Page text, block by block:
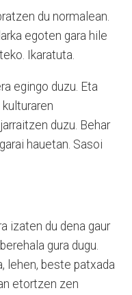
du normalean.
egoten gara hile
Ikaratuta.
egingo duzu. Eta
duzu. Behar
hauetan. Sasoi
izaten du dena gaur
gura dugu.
lehen, beste patxada
etortzen zen